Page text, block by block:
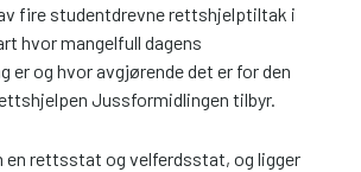
fire studentdrevne rettshjelptiltak i
hvor mangelfull dagens
er og hvor avgjørende det er for den
Jussformidlingen tilbyr.
en rettsstat og velferdsstat, og ligger